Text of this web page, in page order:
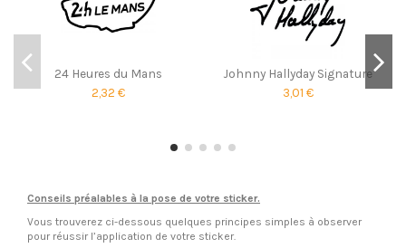
24 Heures du Mans
2,32 €
Johnny Hallyday Signature
3,01 €
Conseils préalables à la pose de votre sticker.
Vous trouverez ci-dessous quelques principes simples à observer
pour réussir l’application de votre sticker.